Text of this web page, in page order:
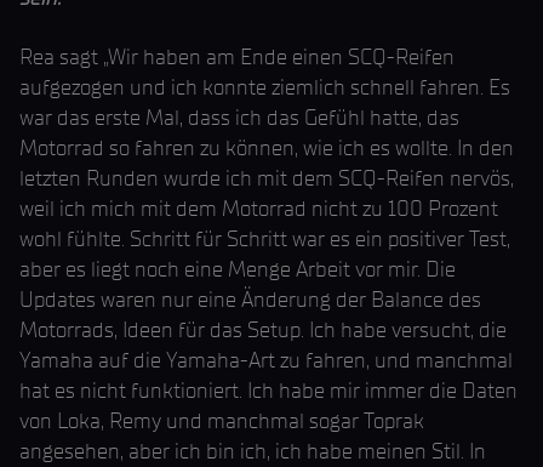
Rea sagt „Wir haben am Ende einen SCQ-Reifen
aufgezogen und ich konnte ziemlich schnell fahren. Es
war das erste Mal, dass ich das Gefühl hatte, das
Motorrad so fahren zu können, wie ich es wollte. In den
letzten Runden wurde ich mit dem SCQ-Reifen nervös,
weil ich mich mit dem Motorrad nicht zu 100 Prozent
wohl fühlte. Schritt für Schritt war es ein positiver Test,
aber es liegt noch eine Menge Arbeit vor mir. Die
Updates waren nur eine Änderung der Balance des
Motorrads, Ideen für das Setup. Ich habe versucht, die
Yamaha auf die Yamaha-Art zu fahren, und manchmal
hat es nicht funktioniert. Ich habe mir immer die Daten
von Loka, Remy und manchmal sogar Toprak
angesehen, aber ich bin ich, ich habe meinen Stil. In